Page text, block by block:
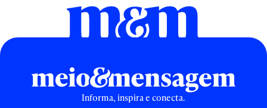
Informa, inspira e conecta.